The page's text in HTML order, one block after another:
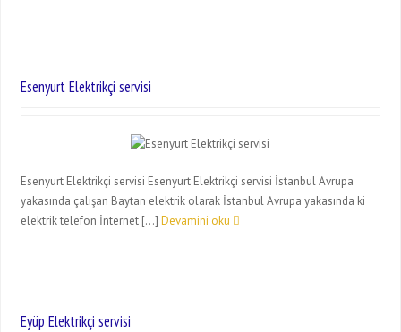
Esenyurt Elektrikçi servisi
Esenyurt Elektrikçi servisi Esenyurt Elektrikçi servisi İstanbul Avrupa
yakasında çalışan Baytan elektrik olarak İstanbul Avrupa yakasında ki
elektrik telefon İnternet […]Devamini oku
Eyüp Elektrikçi servisi